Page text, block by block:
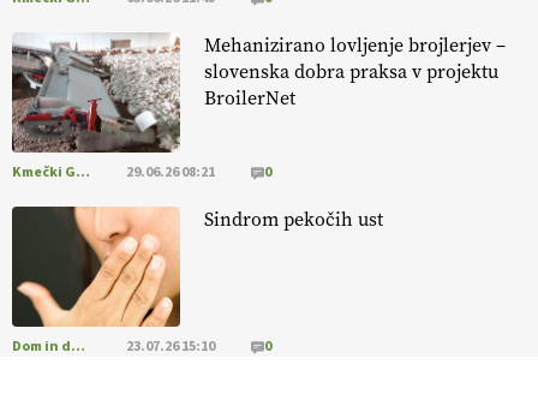
Mehanizirano lovljenje brojlerjev –
slovenska dobra praksa v projektu
BroilerNet
Kmečki Glas 29.06.26 08:21 0
Sindrom pekočih ust
Dom in družina 23.07.26 15:10 0